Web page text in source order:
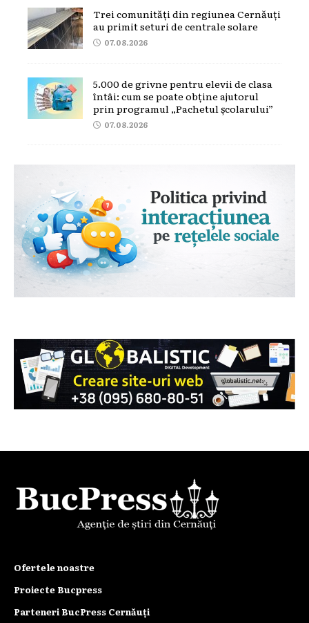
Trei comunități din regiunea Cernăuți
au primit seturi de centrale solare
07.08.2026
5.000 de grivne pentru elevii de clasa
întâi: cum se poate obține ajutorul
prin programul „Pachetul școlarului”
07.08.2026
Ofertele noastre
Proiecte Bucpress
Parteneri BucPress Cernăuți